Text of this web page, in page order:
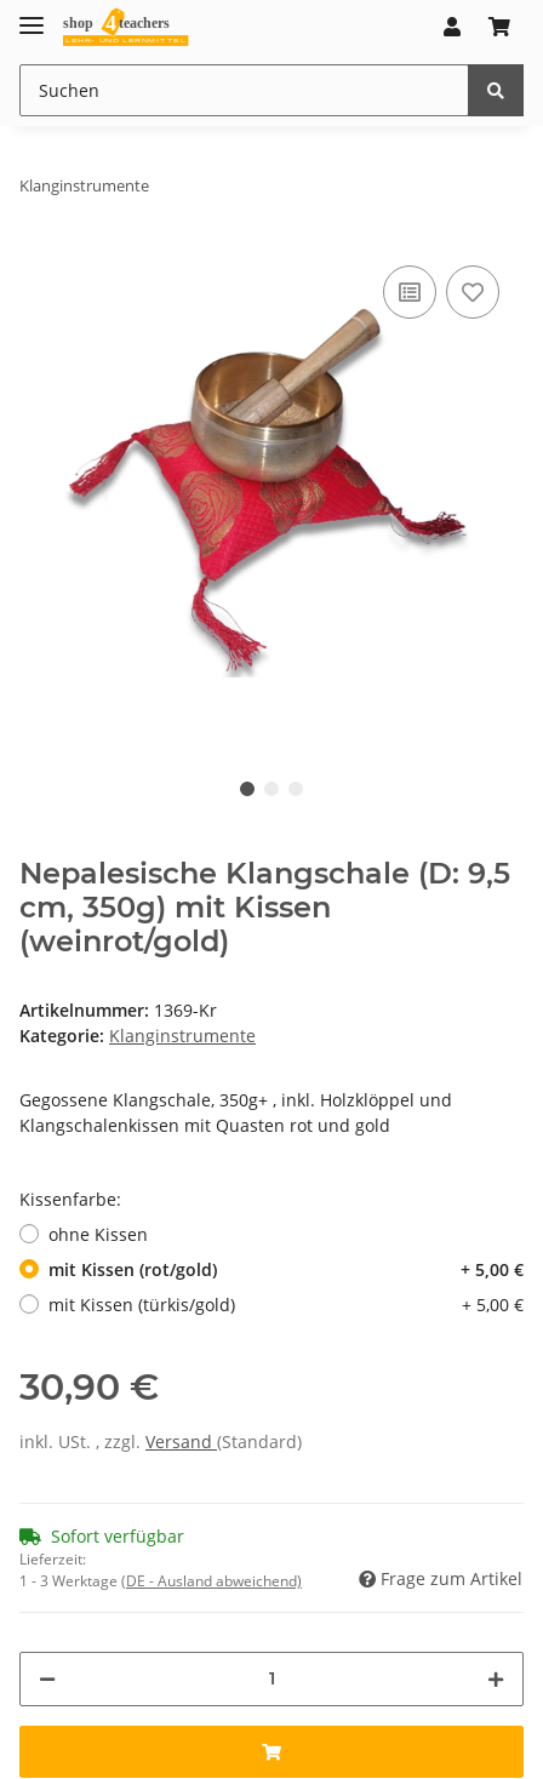
Klanginstrumente
Nepalesische Klangschale (D: 9,5
cm, 350g) mit Kissen
(weinrot/gold)
Artikelnummer: 1369-Kr
Kategorie: Klanginstrumente
Gegossene Klangschale, 350g+ , inkl. Holzklöppel und
Klangschalenkissen mit Quasten rot und gold
Kissenfarbe:
ohne Kissen
mit Kissen (rot/gold)
+ 5,00 €
mit Kissen (türkis/gold)
+ 5,00 €
30,90 €
inkl. USt. , zzgl. Versand (Standard)
Sofort verfügbar
Lieferzeit:
1 - 3 Werktage (DE - Ausland abweichend) Frage zum Artikel